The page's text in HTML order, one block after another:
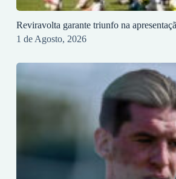
Reviravolta garante triunfo na
1 de Agosto, 2026